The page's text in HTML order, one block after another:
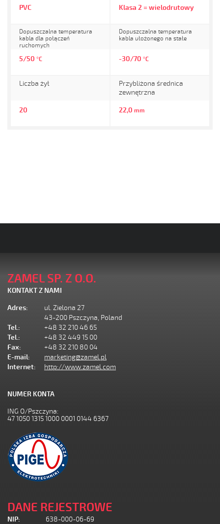
PVC Klasa 2 = wielodrutowy
Dopuszczalna temperatura
kabla dla połączeń
ruchomych
5/50 °C
Dopuszczalna temperatura
kabla ułożonego na stałe
-30/70 °C
Liczba żył
20
Przybliżona średnica
zewnętrzna
22,0 mm
ZAMEL SP. Z O.O.
KONTAKT Z NAMI
Adres:
ul. Zielona 27
43-200 Pszczyna, Poland
Tel.:
+48 32 210 46 65
Tel.:
+48 32 449 15 00
Fax:
+48 32 210 80 04
E-mail:
marketing@zamel.pl
Internet:
http://www.zamel.com
NUMER KONTA
ING O/Pszczyna:
47 1050 1315 1000 0001 0144 6367
DANE REJESTROWE
NIP:
638-000-06-69